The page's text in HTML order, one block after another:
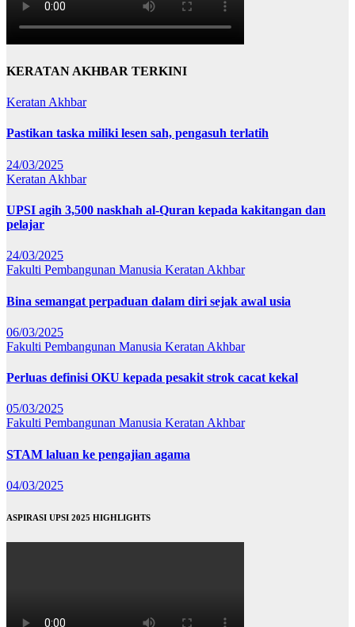
KERATAN AKHBAR TERKINI
Keratan Akhbar
Pastikan taska miliki lesen sah, pengasuh terlatih
24/03/2025
Keratan Akhbar
UPSI agih 3,500 naskhah al-Quran kepada kakitangan dan
pelajar
24/03/2025
Fakulti Pembangunan Manusia Keratan Akhbar
Bina semangat perpaduan dalam diri sejak awal usia
06/03/2025
Fakulti Pembangunan Manusia Keratan Akhbar
Perluas definisi OKU kepada pesakit strok cacat kekal
05/03/2025
Fakulti Pembangunan Manusia Keratan Akhbar
STAM laluan ke pengajian agama
04/03/2025
ASPIRASI UPSI 2025 HIGHLIGHTS